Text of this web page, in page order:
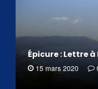
Épicure : Lettre à
15 mars 2020